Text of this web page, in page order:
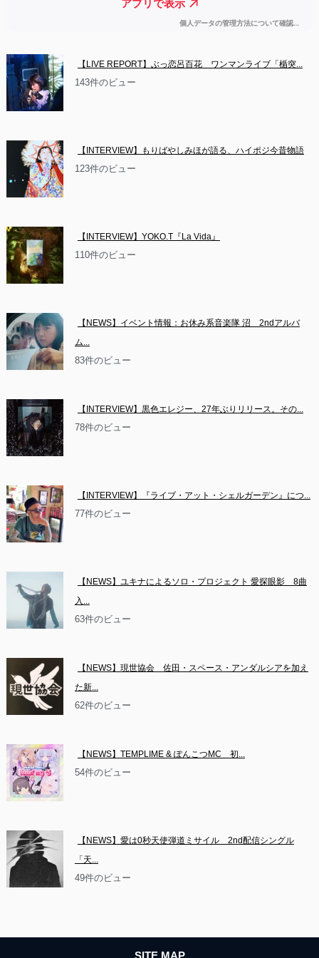
【LIVE REPORT】ぶっ恋呂百花　ワンマンライブ「楯突...
143件のビュー
【INTERVIEW】もりばやしみほが語る、ハイポジ今昔物語
123件のビュー
【INTERVIEW】YOKO.T『La Vida』
110件のビュー
【NEWS】イベント情報：お休み系音楽隊 沼　2ndアルバ
ム...
83件のビュー
【INTERVIEW】黒色エレジー、27年ぶりリリース。その...
78件のビュー
【INTERVIEW】『ライブ・アット・シェルガーデン』につ...
77件のビュー
【NEWS】ユキナによるソロ・プロジェクト 愛探眼影　8曲
入...
63件のビュー
【NEWS】現世協会　佐田・スペース・アンダルシアを加え
た新...
62件のビュー
【NEWS】TEMPLIME & ぽんこつMC　初...
54件のビュー
【NEWS】愛は0秒天使弾道ミサイル　2nd配信シングル
「天...
49件のビュー